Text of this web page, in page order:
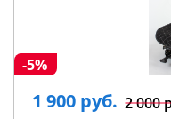
-5%
1 900 руб. 2 000